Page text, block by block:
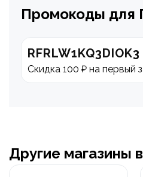
Промокоды
RFRLW1KQ3DIOK3
Скидка 100 ₽ на первый
Другие магазины